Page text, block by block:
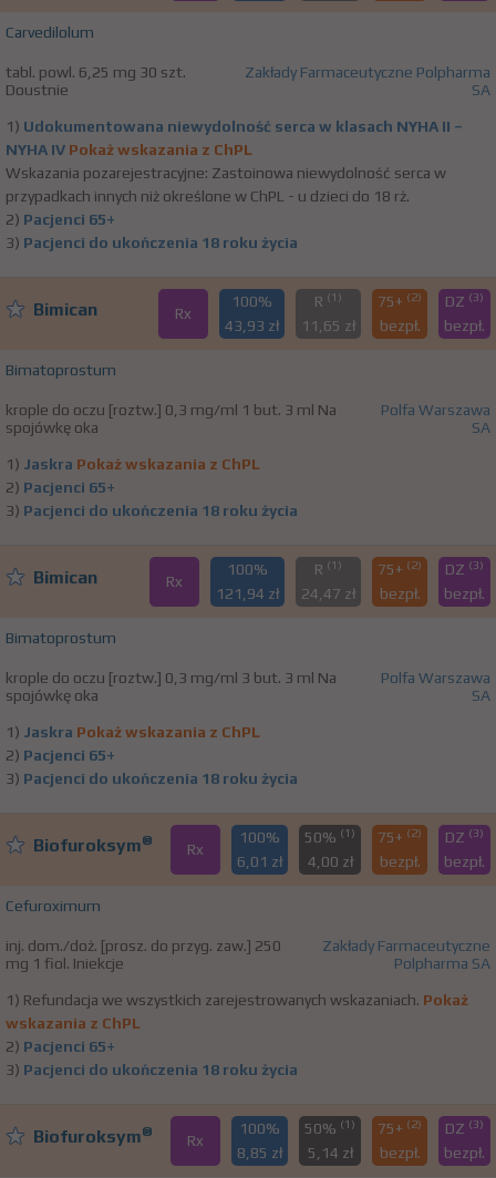
Carvedilolum
tabl. powl. 6,25 mg 30 szt.
Doustnie
Zakłady Farmaceutyczne Polpharma
SA
1) Udokumentowana niewydolność serca w klasach NYHA II –
NYHA IV Pokaż wskazania z ChPL
Wskazania pozarejestracyjne: Zastoinowa niewydolność serca w
przypadkach innych niż określone w ChPL - u dzieci do 18 rż.
2) Pacjenci 65+
3) Pacjenci do ukończenia 18 roku życia
Bimican Rx
100%
43,93 zł
R (1)
11,65 zł
75+ (2)
bezpł.
DZ (3)
bezpł.
Bimatoprostum
krople do oczu [roztw.] 0,3 mg/ml 1 but. 3 ml Na
spojówkę oka
Polfa Warszawa
SA
1) Jaskra Pokaż wskazania z ChPL
2) Pacjenci 65+
3) Pacjenci do ukończenia 18 roku życia
Bimican Rx
100%
121,94 zł
R (1)
24,47 zł
75+ (2)
bezpł.
DZ (3)
bezpł.
Bimatoprostum
krople do oczu [roztw.] 0,3 mg/ml 3 but. 3 ml Na
spojówkę oka
Polfa Warszawa
SA
1) Jaskra Pokaż wskazania z ChPL
2) Pacjenci 65+
3) Pacjenci do ukończenia 18 roku życia
Biofuroksym® Rx
100%
6,01 zł
50% (1)
4,00 zł
75+ (2)
bezpł.
DZ (3)
bezpł.
Cefuroximum
inj. dom./doż. [prosz. do przyg. zaw.] 250
mg 1 fiol. Iniekcje
Zakłady Farmaceutyczne
Polpharma SA
1) Refundacja we wszystkich zarejestrowanych wskazaniach. Pokaż
wskazania z ChPL
2) Pacjenci 65+
3) Pacjenci do ukończenia 18 roku życia
Biofuroksym® Rx
100%
8,85 zł
50% (1)
5,14 zł
75+ (2)
bezpł.
DZ (3)
bezpł.